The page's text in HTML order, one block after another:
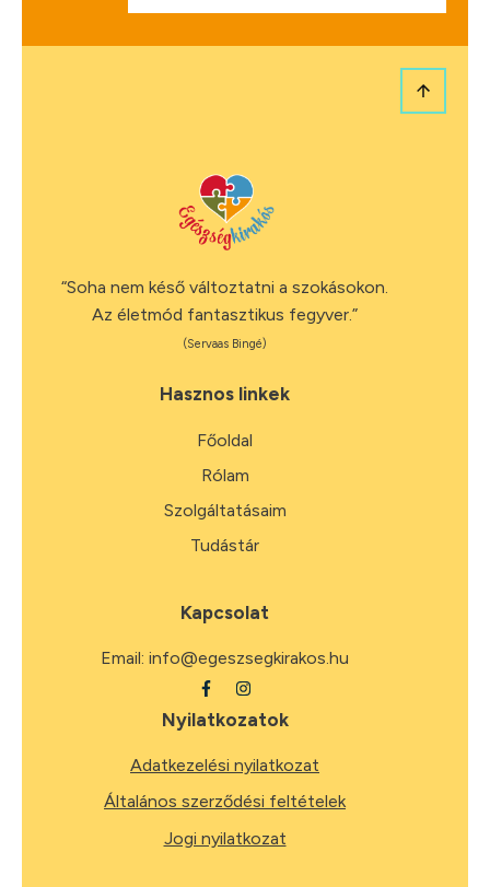
“Soha nem késő változtatni a szokásokon.
Az életmód fantasztikus fegyver.”
(Servaas Bingé)
Hasznos linkek
Főoldal
Rólam
Szolgáltatásaim
Tudástár
Kapcsolat
Email: info@egeszsegkirakos.hu
Nyilatkozatok
Adatkezelési nyilatkozat
Általános szerződési feltételek
Jogi nyilatkozat